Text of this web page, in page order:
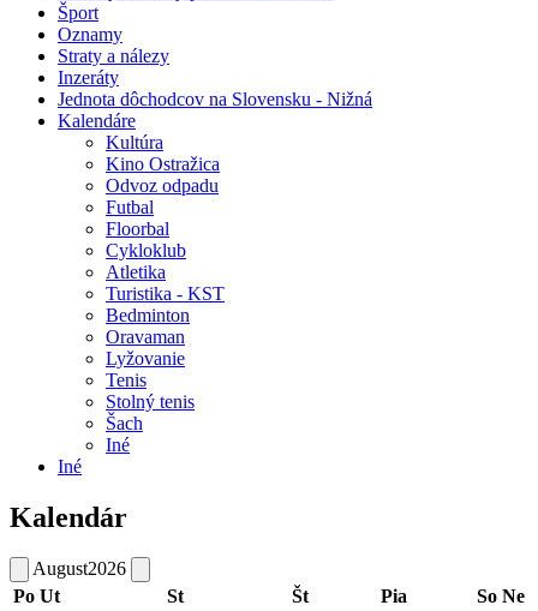
Šport
Oznamy
Straty a nálezy
Inzeráty
Jednota dôchodcov na Slovensku - Nižná
Kalendáre
Kultúra
Kino Ostražica
Odvoz odpadu
Futbal
Floorbal
Cykloklub
Atletika
Turistika - KST
Bedminton
Oravaman
Lyžovanie
Tenis
Stolný tenis
Šach
Iné
Iné
Kalendár
August2026
Po Ut St Št Pia So Ne